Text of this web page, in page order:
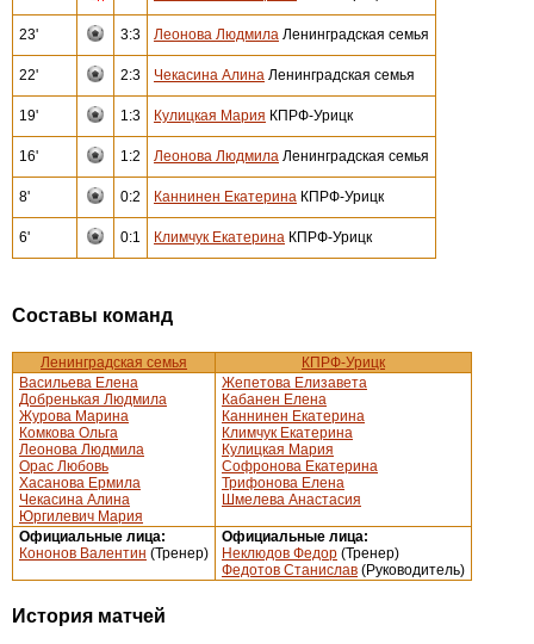
23' 3:3 Леонова Людмила Ленинградская семья
22' 2:3 Чекасина Алина Ленинградская семья
19' 1:3 Кулицкая Мария КПРФ-Урицк
16' 1:2 Леонова Людмила Ленинградская семья
8' 0:2 Каннинен Екатерина КПРФ-Урицк
6' 0:1 Климчук Екатерина КПРФ-Урицк
Составы команд
Ленинградская семья
КПРФ-Урицк
Васильева Елена
Добренькая Людмила
Журова Марина
Комкова Ольга
Леонова Людмила
Орас Любовь
Хасанова Ермила
Чекасина Алина
Юргилевич Мария
Жепетова Елизавета
Кабанен Елена
Каннинен Екатерина
Климчук Екатерина
Кулицкая Мария
Софронова Екатерина
Трифонова Елена
Шмелева Анастасия
Официальные лица:
Кононов Валентин (Тренер)
Официальные лица:
Неклюдов Федор (Тренер)
Федотов Станислав (Руководитель)
История матчей